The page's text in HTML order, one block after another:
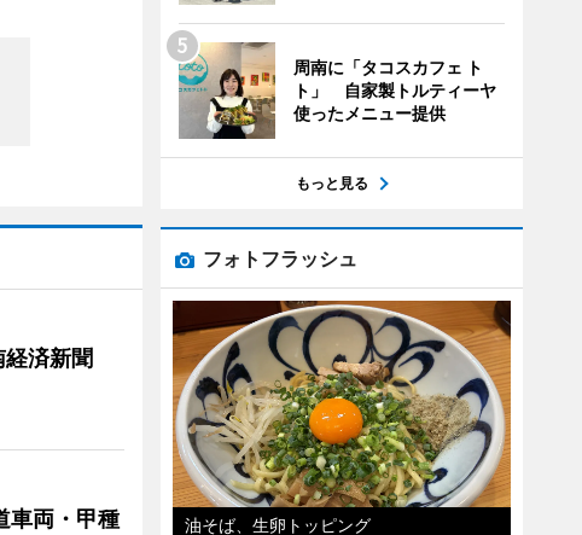
済新聞
車両・甲種
周南に「タコスカフェ ト
ト」 自家製トルティーヤ
使ったメニュー提供
もっと見る
フォトフラッシュ
油そば、生卵トッピング